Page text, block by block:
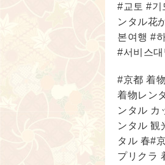
#교토 #기
ンタル花
본여행 #
#서비스
#京都 着
着物レン
ンタル カ
ンタル 観
タル 春#
プリクラ